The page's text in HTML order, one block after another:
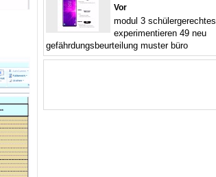
Vor
modul 3 schülergerechtes
experimentieren 49 neu
gefährdungsbeurteilung muster büro